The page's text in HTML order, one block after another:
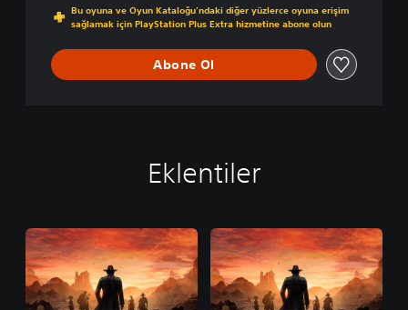
Bu oyuna ve Oyun Kataloğu’ndaki diğer yüzlerce oyuna erişim
sağlamak için PlayStation Plus Extra hizmetine abone olun
Abone Ol
Eklentiler